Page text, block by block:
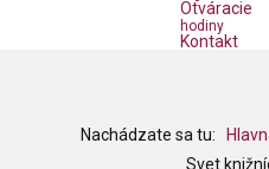
Otváracie
hodiny
Kontakt
Nachádzate sa tu:
Svet